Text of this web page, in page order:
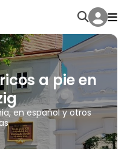
a pie en
en español y otros